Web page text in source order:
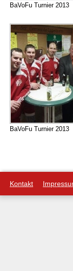
BaVoFu Turnier 2013
BaVoFu Turnier 2013
Kontakt